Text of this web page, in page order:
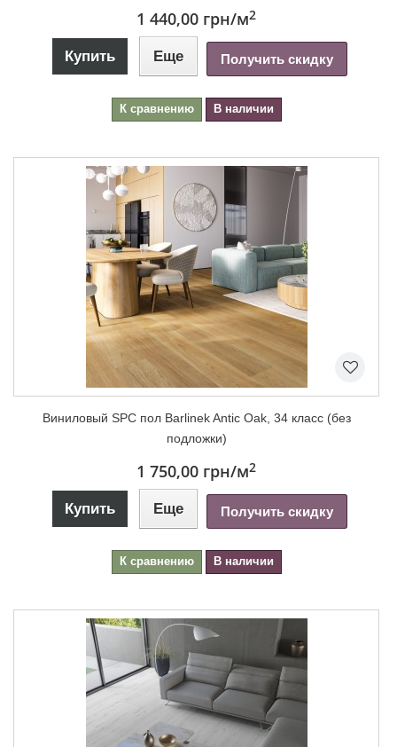
1 440,00 грн/м2
Купить Еще Получить скидку
К сравнению В наличии
Виниловый SPC пол Barlinek Antic Oak, 34 класс (без
подложки)
1 750,00 грн/м2
Купить Еще Получить скидку
К сравнению В наличии